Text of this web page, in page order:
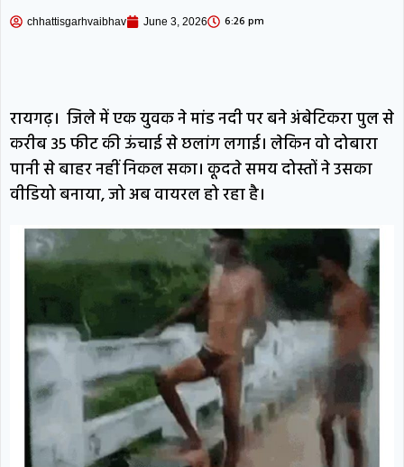
chhattisgarhvaibhav June 3, 2026 6:26 pm
रायगढ़। जिले में एक युवक ने मांड नदी पर बने अंबेटिकरा पुल से
करीब 35 फीट की ऊंचाई से छलांग लगाई। लेकिन वो दोबारा
पानी से बाहर नहीं निकल सका। कूदते समय दोस्तों ने उसका
वीडियो बनाया, जो अब वायरल हो रहा है।